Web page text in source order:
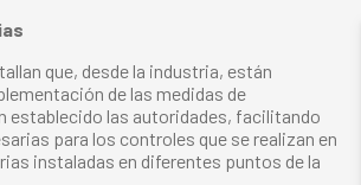
que, desde la industria, están
de las medidas de
establecido las autoridades, facilitando
para los controles que se realizan en
instaladas en diferentes puntos de la